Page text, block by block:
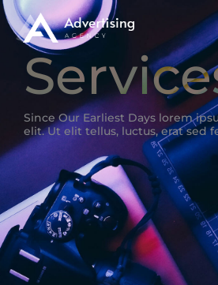
Skip
to
content
Since Our Earliest Days lorem
elit. Ut elit tellus, luctus, erat sed